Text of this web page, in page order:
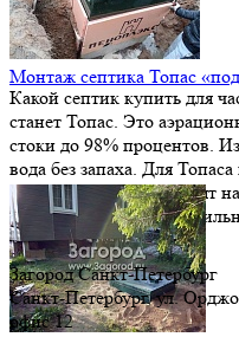
Монтаж септика Топас
Какой септик купить для
станет Топас. Это
стоки до 98% процентов.
вода без запаха. Для
очищенную воду отводят
канализацию надо
Загород Санкт-Петербург
Санкт-Петербург,ул.
офис 12